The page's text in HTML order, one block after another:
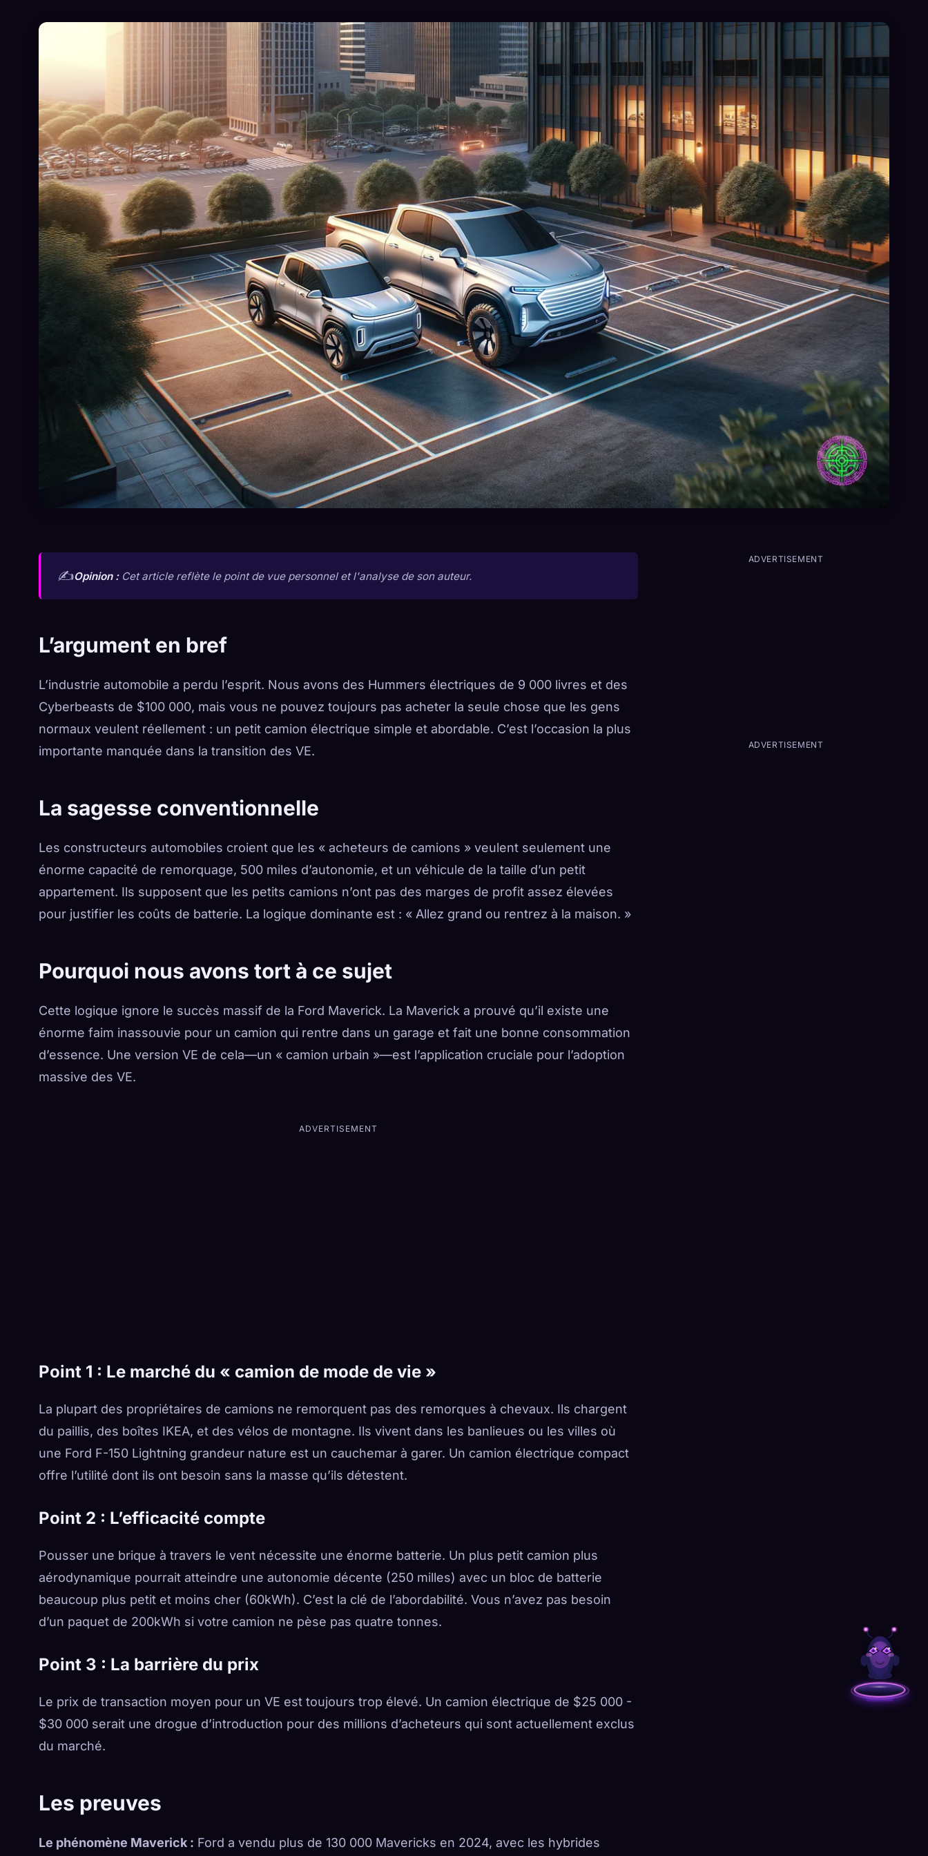
✍️Opinion :Cet article reflète le point de vue personnel et l'analyse de son auteur.
L’argument en bref
L’industrie automobile a perdu l’esprit. Nous avons des Hummers électriques de 9 000 livres et des
Cyberbeasts de $100 000, mais vous ne pouvez toujours pas acheter la seule chose que les gens
normaux veulent réellement : un petit camion électrique simple et abordable. C’est l’occasion la plus
importante manquée dans la transition des VE.
La sagesse conventionnelle
Les constructeurs automobiles croient que les « acheteurs de camions » veulent seulement une
énorme capacité de remorquage, 500 miles d’autonomie, et un véhicule de la taille d’un petit
appartement. Ils supposent que les petits camions n’ont pas des marges de profit assez élevées
pour justifier les coûts de batterie. La logique dominante est : « Allez grand ou rentrez à la maison. »
Pourquoi nous avons tort à ce sujet
Cette logique ignore le succès massif de la Ford Maverick. La Maverick a prouvé qu’il existe une
énorme faim inassouvie pour un camion qui rentre dans un garage et fait une bonne consommation
d’essence. Une version VE de cela—un « camion urbain »—est l’application cruciale pour l’adoption
massive des VE.
ADVERTISEMENT
Point 1 : Le marché du « camion de mode de vie »
La plupart des propriétaires de camions ne remorquent pas des remorques à chevaux. Ils chargent
du paillis, des boîtes IKEA, et des vélos de montagne. Ils vivent dans les banlieues ou les villes où
une Ford F-150 Lightning grandeur nature est un cauchemar à garer. Un camion électrique compact
offre l’utilité dont ils ont besoin sans la masse qu’ils détestent.
Point 2 : L’efficacité compte
Pousser une brique à travers le vent nécessite une énorme batterie. Un plus petit camion plus
aérodynamique pourrait atteindre une autonomie décente (250 milles) avec un bloc de batterie
beaucoup plus petit et moins cher (60kWh). C’est la clé de l’abordabilité. Vous n’avez pas besoin
d’un paquet de 200kWh si votre camion ne pèse pas quatre tonnes.
Point 3 : La barrière du prix
Le prix de transaction moyen pour un VE est toujours trop élevé. Un camion électrique de $25 000 -
$30 000 serait une drogue d’introduction pour des millions d’acheteurs qui sont actuellement exclus
du marché.
Les preuves
Le phénomène Maverick : Ford a vendu plus de 130 000 Mavericks en 2024, avec les hybrides
ADVERTISEMENT
ADVERTISEMENT